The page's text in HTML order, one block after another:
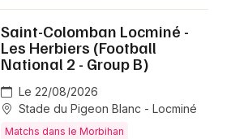
Saint-Colomban Locminé -
Les Herbiers (Football
National 2 - Group B)
Le 22/08/2026
Stade du Pigeon Blanc - Locminé
Matchs dans le Morbihan